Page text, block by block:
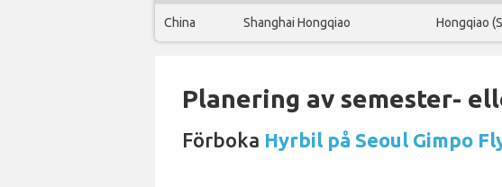
China Shanghai Hongqiao Hongqiao
Planering av semester-
Förboka Hyrbil på Seoul Gimpo